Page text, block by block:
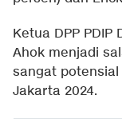
Ketua DPP
Ahok menjadi
sangat potensial
Jakarta 2024.